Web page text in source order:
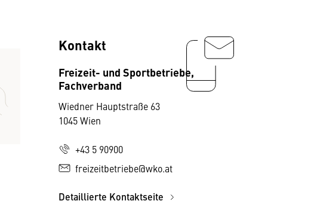
Kontakt
Freizeit- und Sportbetriebe,
Fachverband
Wiedner Hauptstraße 63
1045 Wien
+43 5 90900
freizeitbetriebe@wko.at
Detaillierte Kontaktseite